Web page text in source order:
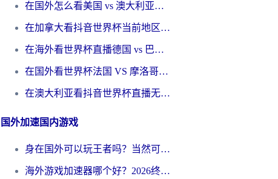
在国外怎么看美国 vs 澳大利亚世界杯直播？海外党必藏的中文解说观赛指南
在加拿大看抖音世界杯当前地区不可播放？海外党体育观赛终极指南
在海外看世界杯直播德国 vs 巴拉圭当前IP受限制？这篇指南帮你轻松解决地区限制
在国外看世界杯法国 VS 摩洛哥仅限中国大陆？别让地域限制拦下你的欢呼
在澳大利亚看抖音世界杯直播无法播放？海外党体育观赛终极指南来了！
国外加速国内游戏
身在国外可以玩王者吗？当然可以，但你需要这份“加速”指南
海外游戏加速器哪个好？2026终极指南帮你畅玩国服+解决卡顿难题